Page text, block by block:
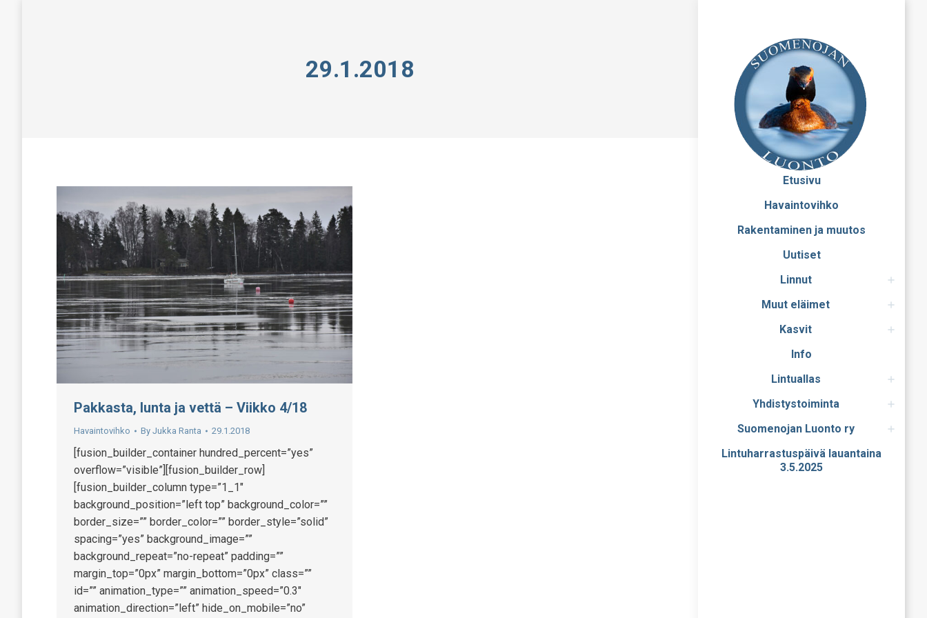
Etusivu
Havaintovihko
Rakentaminen ja muutos
Uutiset
Linnut
Muut eläimet
Kasvit
Info
Lintuallas
Yhdistystoiminta
Suomenojan Luonto ry
Lintuharrastuspäivä lauantaina
3.5.2025
29.1.2018
Pakkasta, lunta ja vettä – Viikko 4/18
Havaintovihko By Jukka Ranta 29.1.2018
[fusion_builder_container hundred_percent=”yes”
overflow=”visible”][fusion_builder_row]
[fusion_builder_column type=”1_1″
background_position=”left top” background_color=””
border_size=”” border_color=”” border_style=”solid”
spacing=”yes” background_image=””
background_repeat=”no-repeat” padding=””
margin_top=”0px” margin_bottom=”0px” class=””
id=”” animation_type=”” animation_speed=”0.3″
animation_direction=”left” hide_on_mobile=”no”